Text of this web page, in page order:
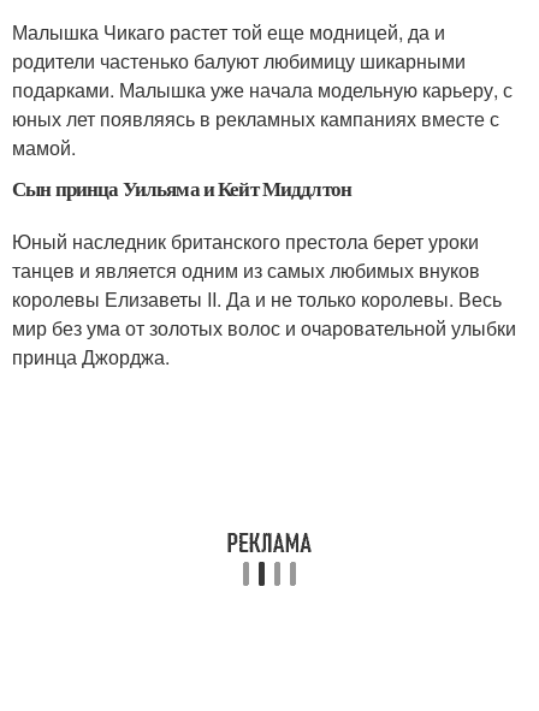
Малышка Чикаго растет той еще модницей, да и
родители частенько балуют любимицу шикарными
подарками. Малышка уже начала модельную карьеру, с
юных лет появляясь в рекламных кампаниях вместе с
мамой.
Сын принца Уильяма и Кейт Миддлтон
Юный наследник британского престола берет уроки
танцев и является одним из самых любимых внуков
королевы Елизаветы II. Да и не только королевы. Весь
мир без ума от золотых волос и очаровательной улыбки
принца Джорджа.